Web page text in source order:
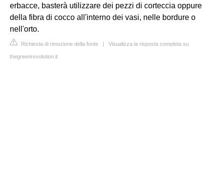
erbacce, basterà utilizzare dei pezzi di corteccia oppure
della fibra di cocco all'interno dei vasi, nelle bordure o
nell'orto.
Richiesta di rimozione della fonte | Visualizza la risposta completa su
thegreenrevolution.it